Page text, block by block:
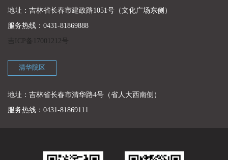
地址：吉林省长春市建政路1051号（文化广场东侧）
服务热线：0431-81869888
吉ICP备17001212号
清华院区
地址：吉林省长春市清华路4号（省人大西南侧）
服务热线：0431-81869111